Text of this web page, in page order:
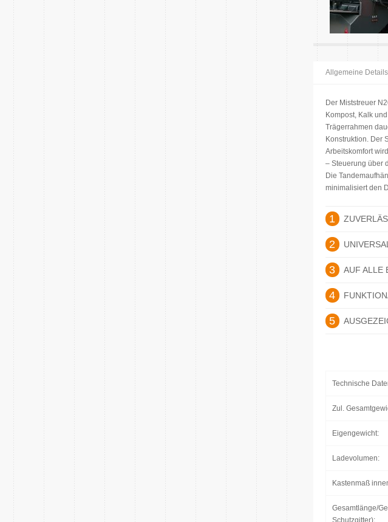
Allgemeine Details
Der Miststreuer
Kompost, Kalk
Trägerrahmen
Konstruktion. Der
Arbeitskomfort
– Steuerung über
Die
minimalisiert den
1
2 UNIVERSAL
3 AUF ALLE
4
5
Technische
Zul.
Eigengewicht:
Ladevolumen:
Kastenmaß
Gesamtlänge/
Schutzgitter):